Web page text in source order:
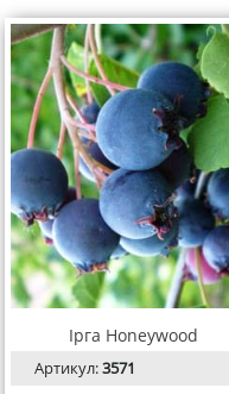
Ірга Honeywood
Артикул:3571